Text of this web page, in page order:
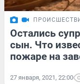
Остались
сын. Что
пожаре на
27 января, 2021, 22:00